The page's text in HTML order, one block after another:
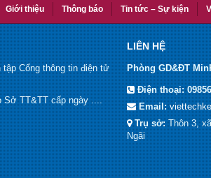
Giới thiệu Thông báo Tin tức – Sự kiện
tập Cổng thông tin điện tử
Sở TT&TT cấp ngày ....
LIÊN HỆ
Phòng GD&ĐT
Điện thoại:
Email:
Trụ sở:Thôn 3,
Ngãi